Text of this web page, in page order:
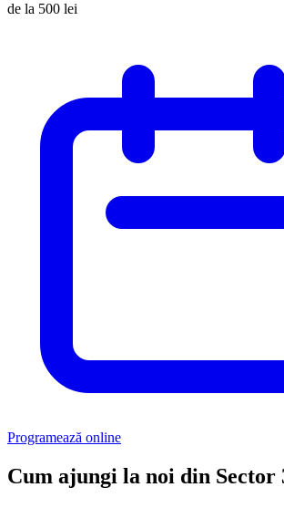
de la 500 lei
Programează online
Cum ajungi la noi din Sector